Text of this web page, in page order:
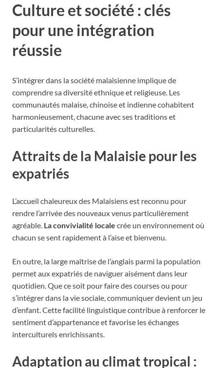
Culture et société : clés
pour une intégration
réussie
S’intégrer dans la société malaisienne implique de
comprendre sa diversité ethnique et religieuse. Les
communautés malaise, chinoise et indienne cohabitent
harmonieusement, chacune avec ses traditions et
particularités culturelles.
Attraits de la Malaisie pour les
expatriés
L’accueil chaleureux des Malaisiens est reconnu pour
rendre l’arrivée des nouveaux venus particulièrement
agréable. La convivialité locale crée un environnement où
chacun se sent rapidement à l’aise et bienvenu.
En outre, la large maîtrise de l’anglais parmi la population
permet aux expatriés de naviguer aisément dans leur
quotidien. Que ce soit pour faire des courses ou pour
s’intégrer dans la vie sociale, communiquer devient un jeu
d’enfant. Cette facilité linguistique contribue à renforcer le
sentiment d’appartenance et favorise les échanges
interculturels enrichissants.
Adaptation au climat tropical :